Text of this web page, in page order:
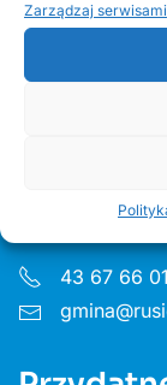
Zarządzaj serwisami
Urząd
Godziny pon
43 67 66